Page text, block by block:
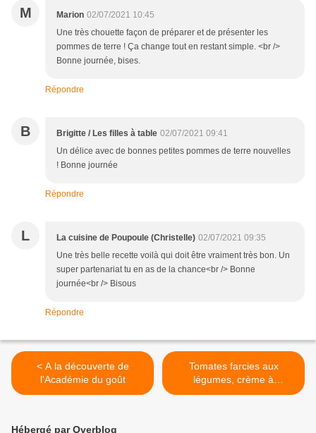
M Marion 02/07/2021 10:45
Une très chouette façon de préparer et de présenter les
pommes de terre ! Ça change tout en restant simple. <br />
Bonne journée, bises.
Répondre
B Brigitte / Les filles à table 02/07/2021 09:41
Un délice avec de bonnes petites pommes de terre nouvelles
! Bonne journée
Répondre
L La cuisine de Poupoule (Christelle) 02/07/2021 09:35
Une très belle recette voilà qui doit être vraiment très bon. Un
super partenariat tu en as de la chance<br /> Bonne
journée<br /> Bisous
Répondre
< A la découverte de
l'Académie du goût
Tomates farcies aux
légumes, crème à
l'estragon et à l'ail >
Hébergé par Overblog